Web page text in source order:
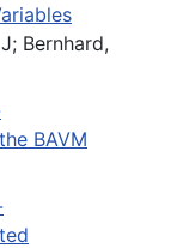
Bernhard,
BAVM